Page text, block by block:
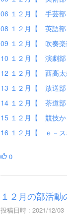
06 １２月【 手芸
08 １２月【 英語
09 １２月【 吹奏
10 １２月【 演劇
12 １２月【 西高
13 １２月【 放送
14 １２月【 茶道
15 １２月【 競技
16 １２月【 ｅ－
0
１２月の部活動
投稿日時 : 2021/12/03